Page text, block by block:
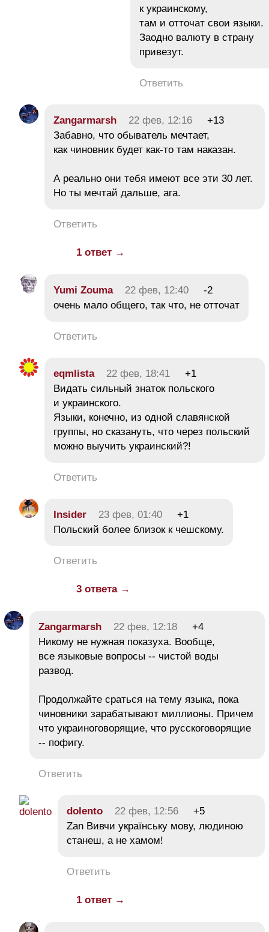
к украинскому,
там и отточат свои языки.
Заодно валюту в страну
привезут.
Ответить
Zangarmarsh 22 фев, 12:16
+13
Забавно, что обыватель мечтает,
как чиновник будет как-то там наказан.
А реально они тебя имеют все эти 30 лет.
Но ты мечтай дальше, ага.
Ответить
1 ответ →
Yumi Zouma 22 фев, 12:40
-2
очень мало общего, так что, не отточат
Ответить
eqmlista 22 фев, 18:41
+1
Видать сильный знаток польского
и украинского.
Языки, конечно, из одной славянской
группы, но сказануть, что через польский
можно выучить украинский?!
Ответить
Insider 23 фев, 01:40
+1
Польский более близок к чешскому.
Ответить
3 ответа →
Zangarmarsh 22 фев, 12:18
+4
Никому не нужная показуха. Вообще,
все языковые вопросы -- чистой воды
развод.
Продолжайте сраться на тему языка, пока
чиновники зарабатывают миллионы. Причем
что украиноговорящие, что русскоговорящие
-- пофигу.
Ответить
dolento 22 фев, 12:56
+5
Zan Вивчи українську мову, людиною
станеш, а не хамом!
Ответить
1 ответ →